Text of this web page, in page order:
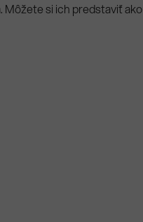
si ich predstaviť ako